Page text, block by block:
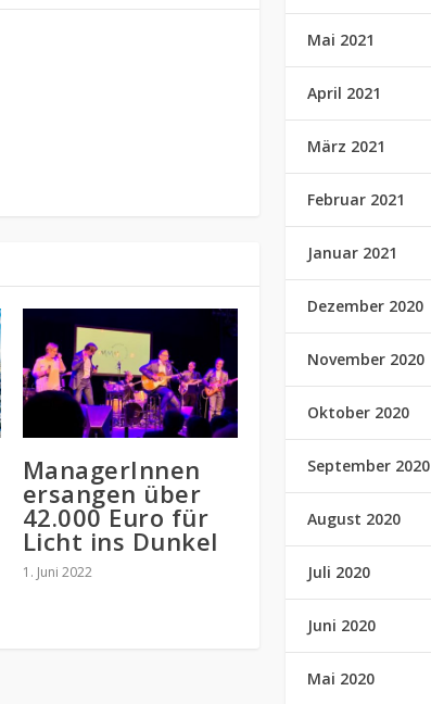
ManagerInnen
ersangen über
42.000 Euro für
Licht ins Dunkel
1. Juni 2022
Mai 2021
April 2021
März 2021
Februar 2021
Januar 2021
Dezember 2020
November 2020
Oktober 2020
September 2020
August 2020
Juli 2020
Juni 2020
Mai 2020